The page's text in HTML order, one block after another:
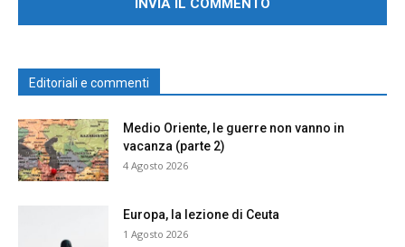
Editoriali e commenti
Medio Oriente, le guerre non vanno in
vacanza (parte 2)
4 Agosto 2026
Europa, la lezione di Ceuta
1 Agosto 2026